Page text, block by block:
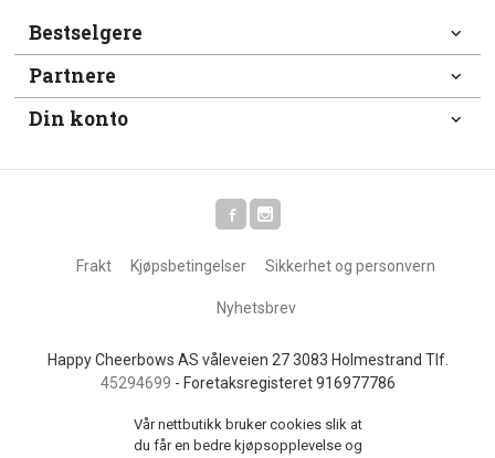
Bestselgere
Partnere
Din konto
Frakt Kjøpsbetingelser Sikkerhet og personvern
Nyhetsbrev
Happy Cheerbows AS våleveien 27 3083 Holmestrand Tlf.
45294699 - Foretaksregisteret 916977786
Vår nettbutikk bruker cookies slik at
du får en bedre kjøpsopplevelse og